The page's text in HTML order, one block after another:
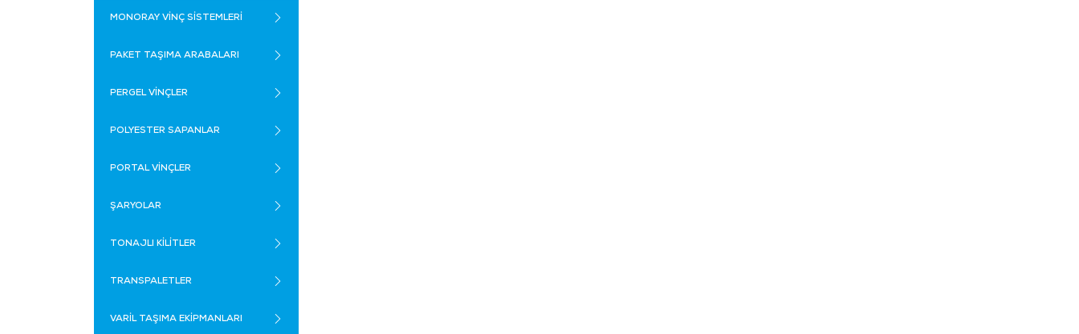
MONORAY VİNÇ SİSTEMLERİ
PAKET TAŞIMA ARABALARI
PERGEL VİNÇLER
POLYESTER SAPANLAR
PORTAL VİNÇLER
ŞARYOLAR
TONAJLI KİLİTLER
TRANSPALETLER
VARİL TAŞIMA EKİPMANLARI